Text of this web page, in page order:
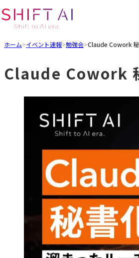
ホーム>イベント速報>勉強会>Claude Cowork
Claude Cowork